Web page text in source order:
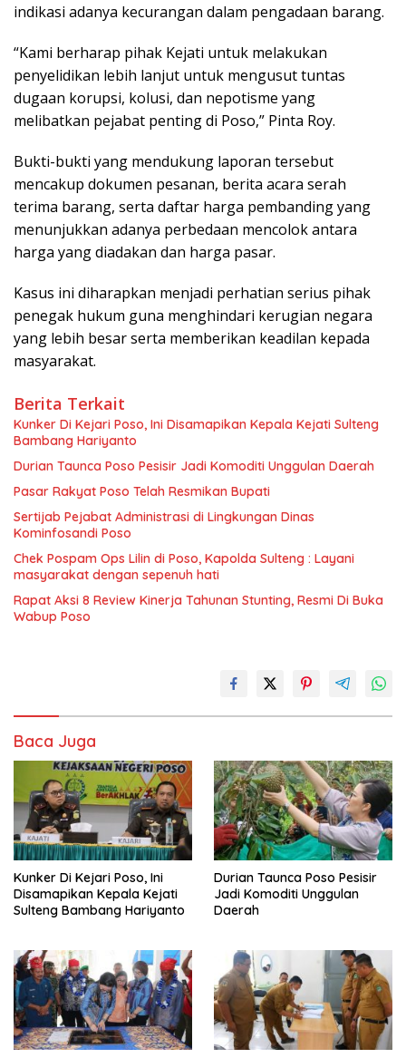
indikasi adanya kecurangan dalam pengadaan barang.
“Kami berharap pihak Kejati untuk melakukan
penyelidikan lebih lanjut untuk mengusut tuntas
dugaan korupsi, kolusi, dan nepotisme yang
melibatkan pejabat penting di Poso,” Pinta Roy.
Bukti-bukti yang mendukung laporan tersebut
mencakup dokumen pesanan, berita acara serah
terima barang, serta daftar harga pembanding yang
menunjukkan adanya perbedaan mencolok antara
harga yang diadakan dan harga pasar.
Kasus ini diharapkan menjadi perhatian serius pihak
penegak hukum guna menghindari kerugian negara
yang lebih besar serta memberikan keadilan kepada
masyarakat.
Berita Terkait
Kunker Di Kejari Poso, Ini Disamapikan Kepala Kejati Sulteng
Bambang Hariyanto
Durian Taunca Poso Pesisir Jadi Komoditi Unggulan Daerah
Pasar Rakyat Poso Telah Resmikan Bupati
Sertijab Pejabat Administrasi di Lingkungan Dinas
Kominfosandi Poso
Chek Pospam Ops Lilin di Poso, Kapolda Sulteng : Layani
masyarakat dengan sepenuh hati
Rapat Aksi 8 Review Kinerja Tahunan Stunting, Resmi Di Buka
Wabup Poso
Baca Juga
Kunker Di Kejari Poso, Ini
Disamapikan Kepala Kejati
Sulteng Bambang Hariyanto
Durian Taunca Poso Pesisir
Jadi Komoditi Unggulan
Daerah